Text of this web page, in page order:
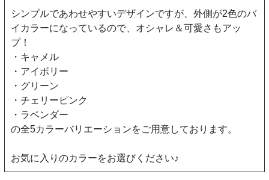
シンプルであわせやすいデザインですが、外側が2色のバ
イカラーになっているので、オシャレ＆可愛さもアッ
プ！
・キャメル
・アイボリー
・グリーン
・チェリーピンク
・ラベンダー
の全5カラーバリエーションをご用意しております。
お気に入りのカラーをお選びください♪